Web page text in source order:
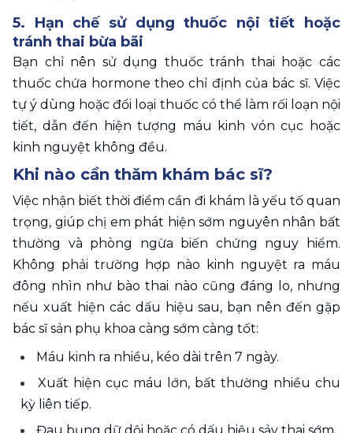
5. Hạn chế sử dụng thuốc nội tiết hoặc
tránh thai bừa bãi
Bạn chỉ nên sử dụng thuốc tránh thai hoặc các
thuốc chứa hormone theo chỉ định của bác sĩ. Việc
tự ý dùng hoặc đổi loại thuốc có thể làm rối loạn nội
tiết, dẫn đến hiện tượng máu kinh vón cục hoặc
kinh nguyệt không đều.
Khi nào cần thăm khám bác sĩ?
Việc nhận biết thời điểm cần đi khám là yếu tố quan
trọng, giúp chị em phát hiện sớm nguyên nhân bất
thường và phòng ngừa biến chứng nguy hiểm.
Không phải trường hợp nào kinh nguyệt ra máu
đông nhìn như bào thai nào cũng đáng lo, nhưng
nếu xuất hiện các dấu hiệu sau, bạn nên đến gặp
bác sĩ sản phụ khoa càng sớm càng tốt:
Máu kinh ra nhiều, kéo dài trên 7 ngày.
Xuất hiện cục máu lớn, bất thường nhiều chu
kỳ liên tiếp.